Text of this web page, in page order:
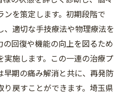
ンを策定します。初期段階で
、適切な手技療法や物理療法を
回復や機能の向上を図るため
実施します。この一連の治療プ
早期の痛み解消と共に、再発防
り戻すことができます。埼玉県